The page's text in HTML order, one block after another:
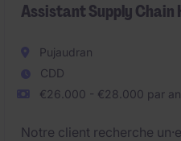
Assistant Supply Chain
Pujaudran
CDD
€26.000 - €28.000 par an
Notre client recherche